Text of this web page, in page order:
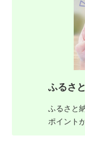
ふるさ
ふるさと
ポイント